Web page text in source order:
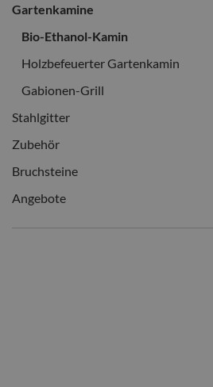
Gartenkamine
Bio-Ethanol-Kamin
Holzbefeuerter Gartenkamin
Gabionen-Grill
Stahlgitter
Zubehör
Bruchsteine
Angebote